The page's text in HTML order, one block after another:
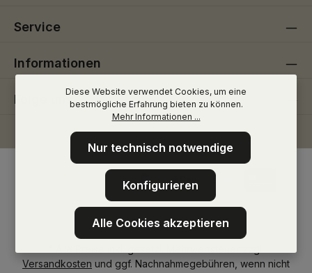
Service
Informationen
Folge uns
Versandkosten und ggf. Nachnahmegebühren, wenn nicht
Diese Website verwendet Cookies, um eine
bestmögliche Erfahrung bieten zu können.
Mehr Informationen ...
Nur technisch notwendige
Konfigurieren
Alle Cookies akzeptieren